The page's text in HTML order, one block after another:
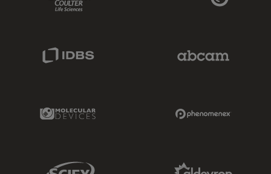
Molecular Devices Link
Sciex Link